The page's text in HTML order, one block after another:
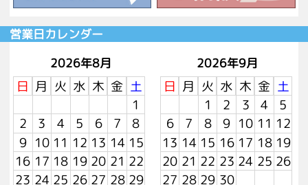
営業日カレンダー
2026年8月
日 月 火 水 木 金 土
1
2
3 4 5 6 7
8
9 10 11 12 13 14 15
16 17 18 19 20 21 22
23 24 25 26 27 28 29
2026年9月
日 月 火 水 木 金 土
1
2 3 4
5
6
7 8 9 10 11 12
13 14 15 16 17 18 19
20 21 22 23 24 25 26
27 28 29 30